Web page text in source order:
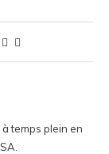
temps plein en